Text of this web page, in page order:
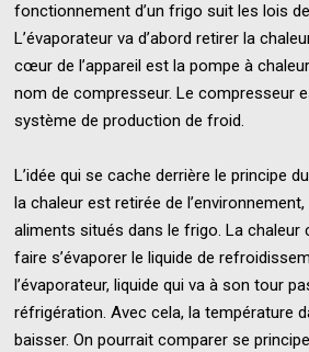
fonctionnement d’un frigo suit les lois
L’évaporateur va d’abord retirer la
cœur de l’appareil est la pompe à
nom de compresseur. Le compresseur
système de production de froid.
L’idée qui se cache derrière le principe
la chaleur est retirée de l’environnement,
aliments situés dans le frigo. La chaleur
faire s’évaporer le liquide de
l’évaporateur, liquide qui va à son tour
réfrigération. Avec cela, la température
baisser. On pourrait comparer se